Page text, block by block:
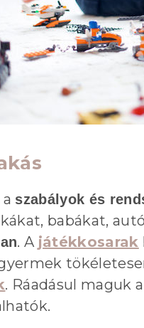
szabályok és
babákat,
. A játékkosarak
. Ráadásul maguk